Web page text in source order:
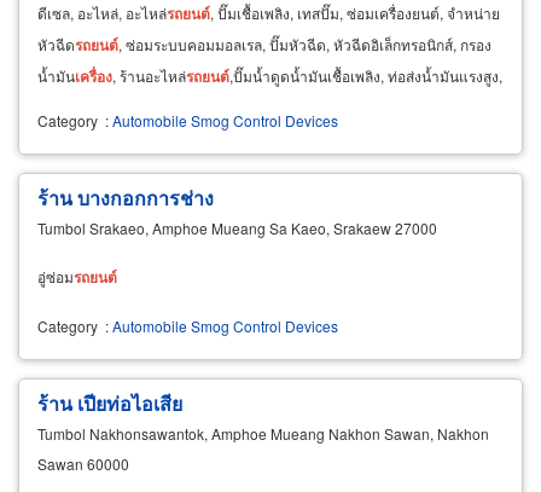
ดีเซล, อะไหล่, อะไหล่รถยนต์, ปั๊มเชื้อเพลิง, เทสปั๊ม, ซ่อมเครื่องยนต์, จำหน่าย
หัวฉีดรถยนต์, ซ่อมระบบคอมมอลเรล, ปั๊มหัวฉีด, หัวฉีดอิเล็กทรอนิกส์, กรอง
น้ำมันเครื่อง, ร้านอะไหล่รถยนต์,ปั๊มน้ำดูดน้ำมันเชื้อเพลิง, ท่อส่งน้ำมันแรงสูง,
Category :Automobile Smog Control Devices
ร้าน บางกอกการช่าง
Tumbol Srakaeo, Amphoe Mueang Sa Kaeo, Srakaew 27000
อู่ซ่อมรถยนต์
Category :Automobile Smog Control Devices
ร้าน เปียท่อไอเสีย
Tumbol Nakhonsawantok, Amphoe Mueang Nakhon Sawan, Nakhon
Sawan 60000